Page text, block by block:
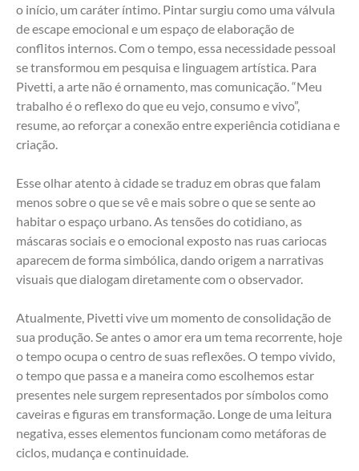
o início, um caráter íntimo. Pintar surgiu como uma válvula
de escape emocional e um espaço de elaboração de
conflitos internos. Com o tempo, essa necessidade pessoal
se transformou em pesquisa e linguagem artística. Para
Pivetti, a arte não é ornamento, mas comunicação. “Meu
trabalho é o reflexo do que eu vejo, consumo e vivo”,
resume, ao reforçar a conexão entre experiência cotidiana e
criação.
Esse olhar atento à cidade se traduz em obras que falam
menos sobre o que se vê e mais sobre o que se sente ao
habitar o espaço urbano. As tensões do cotidiano, as
máscaras sociais e o emocional exposto nas ruas cariocas
aparecem de forma simbólica, dando origem a narrativas
visuais que dialogam diretamente com o observador.
Atualmente, Pivetti vive um momento de consolidação de
sua produção. Se antes o amor era um tema recorrente, hoje
o tempo ocupa o centro de suas reflexões. O tempo vivido,
o tempo que passa e a maneira como escolhemos estar
presentes nele surgem representados por símbolos como
caveiras e figuras em transformação. Longe de uma leitura
negativa, esses elementos funcionam como metáforas de
ciclos, mudança e continuidade.